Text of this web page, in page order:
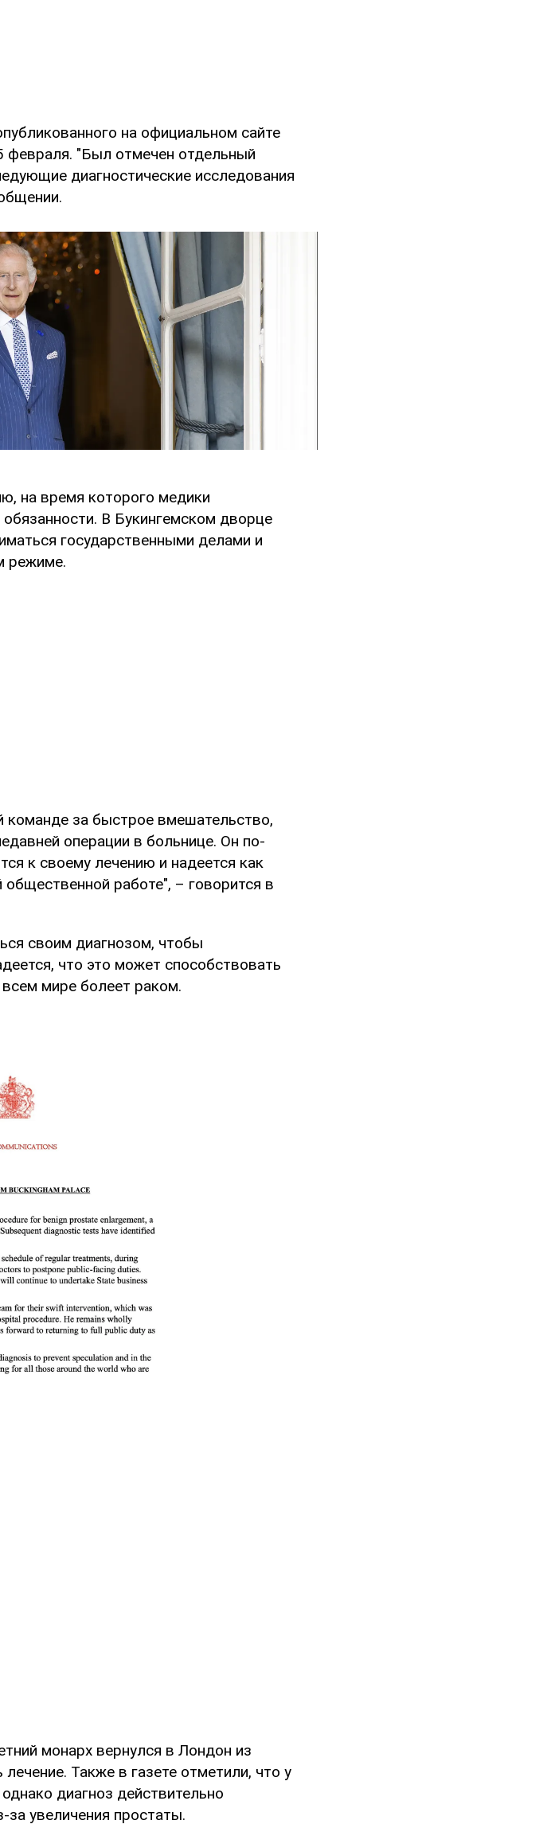
на официальном сайте
февраля. "Был отмечен отдельный
диагностические исследования
на время которого медики
В Букингемском дворце
государственными делами и
режиме.
команде за быстрое вмешательство,
операции в больнице. Он по-
к своему лечению и надеется как
работе", – говорится в
своим диагнозом, чтобы
что это может способствовать
мире болеет раком.
монарх вернулся в Лондон из
Также в газете отметили, что у
диагноз действительно
увеличения простаты.